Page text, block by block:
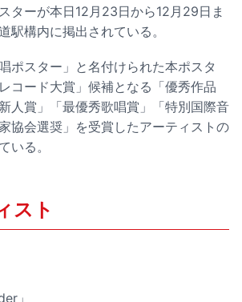
ターが本日12月23日から12月29日ま
駅構内に掲出されている。
ポスター」と名付けられた本ポスタ
コード大賞」候補となる「優秀作品
人賞」「最優秀歌唱賞」「特別国際音
協会選奨」を受賞したアーティストの
いる。
スト
」